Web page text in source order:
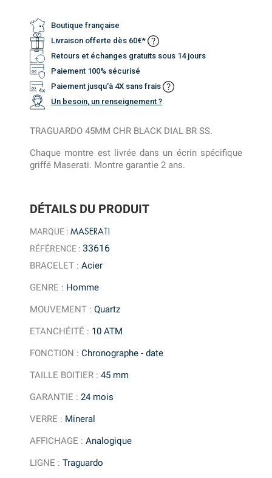
DÉTAILS DU PRODUIT
MARQUE : MASERATI
RÉFÉRENCE : 33616
BRACELET :Acier
GENRE : Homme
MOUVEMENT :Quartz
ETANCHÉITÉ : 10 ATM
FONCTION :Chronographe - date
TAILLE BOITIER :45 mm
GARANTIE :24 mois
VERRE : Mineral
AFFICHAGE :Analogique
LIGNE :Traguardo
Boutique française
Livraison offerte dès 60€*
Retours et échanges gratuits sous 14 jours
Paiement 100% sécurisé
Paiement jusqu'à 4X sans frais
Un besoin, un renseignement ?
TRAGUARDO 45MM CHR BLACK DIAL BR SS.
Chaque montre est livrée dans un écrin spécifique
griffé Maserati. Montre garantie 2 ans.